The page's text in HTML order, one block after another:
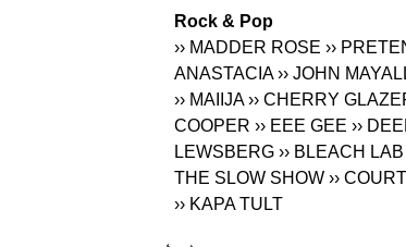
Rock & Pop
›› MADDER ROSE ››
ANASTACIA ›› JOHN
›› MAIIJA ›› CHERRY
COOPER ›› EEE GEE ››
LEWSBERG ›› BLEACH LAB
THE SLOW SHOW ››
›› KAPA TULT